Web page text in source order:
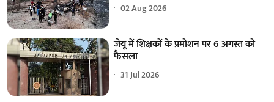
02 Aug 2026
जेयू में शिक्षकों के प्रमोशन पर 6 अगस्त को
फैसला
31 Jul 2026